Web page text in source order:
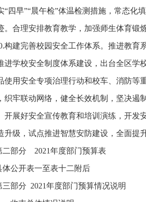
“四早”“晨午检”体温检测措施，常态化
。合理安排教育教学，加强师生体育锻
构建完善校园安全工作体系。推进教育
进学校安全制度体系建设，出台全区学
使用安全专项治理行动和校车、消防等
织牢联动网络，健全长效机制，坚决遏
开展好安全宣传教育和培训演练，开发
升级，试点推进智慧安防建设，全面提
二部分 2021年度部门预算表
体公开表一至表十二附后
三部分 2021年度部门预算情况说明